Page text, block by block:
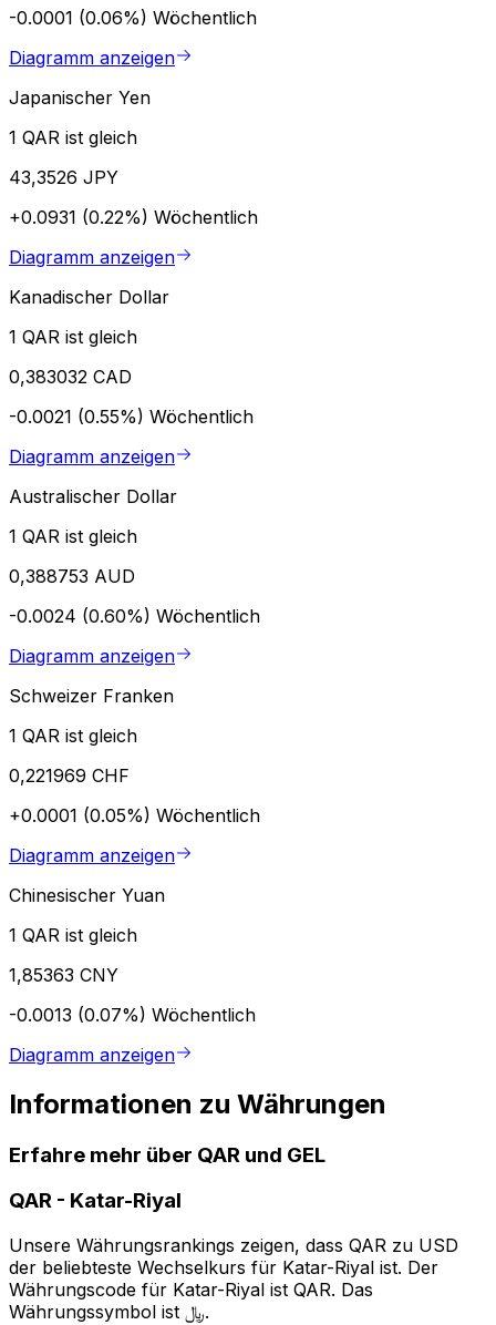
-0.0001 (0.06%) Wöchentlich
Diagramm anzeigen
Japanischer Yen
1 QAR ist gleich
43,3526 JPY
+0.0931 (0.22%) Wöchentlich
Diagramm anzeigen
Kanadischer Dollar
1 QAR ist gleich
0,383032 CAD
-0.0021 (0.55%) Wöchentlich
Diagramm anzeigen
Australischer Dollar
1 QAR ist gleich
0,388753 AUD
-0.0024 (0.60%) Wöchentlich
Diagramm anzeigen
Schweizer Franken
1 QAR ist gleich
0,221969 CHF
+0.0001 (0.05%) Wöchentlich
Diagramm anzeigen
Chinesischer Yuan
1 QAR ist gleich
1,85363 CNY
-0.0013 (0.07%) Wöchentlich
Diagramm anzeigen
Informationen zu Währungen
Erfahre mehr über QAR und GEL
QAR - Katar-Riyal
Unsere Währungsrankings zeigen, dass QAR zu USD
der beliebteste Wechselkurs für Katar-Riyal ist. Der
Währungscode für Katar-Riyal ist QAR. Das
Währungssymbol ist ﷼.